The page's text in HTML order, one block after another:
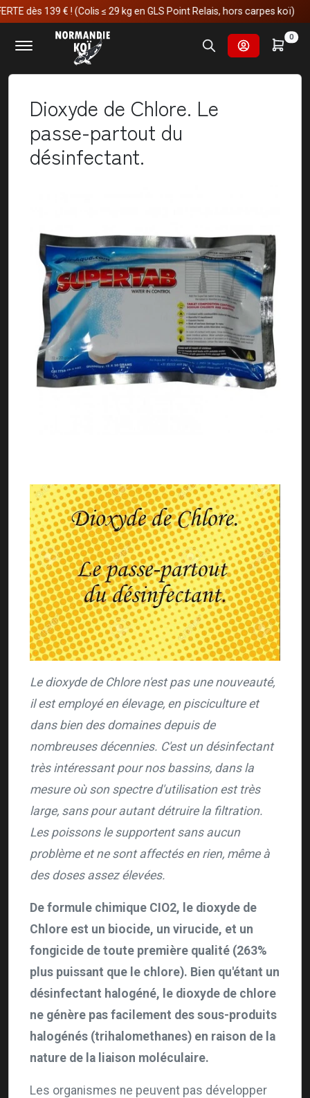
139 € ! (Colis ≤ 29 kg en GLS Point Relais, hors carpes koï)
0
Accueil
Actualités
Dioxyde de Chlore. Le passe-partout du désinfectant.
Dioxyde de Chlore. Le
passe-partout du
désinfectant.
Le dioxyde de Chlore n'est pas une nouveauté,
il est employé en élevage, en pisciculture et
dans bien des domaines depuis de
nombreuses décennies. C'est un désinfectant
très intéressant pour nos bassins, dans la
mesure où son spectre d'utilisation est très
large, sans pour autant détruire la filtration.
Les poissons le supportent sans aucun
problème et ne sont affectés en rien, même à
des doses assez élevées.
De formule chimique CIO2, le dioxyde de
Chlore est un biocide, un virucide, et un
fongicide de toute première qualité (263%
plus puissant que le chlore). Bien qu'étant un
désinfectant halogéné, le dioxyde de chlore
ne génère pas facilement des sous-produits
halogénés (trihalomethanes) en raison de la
nature de la liaison moléculaire.
Les organismes ne peuvent pas développer